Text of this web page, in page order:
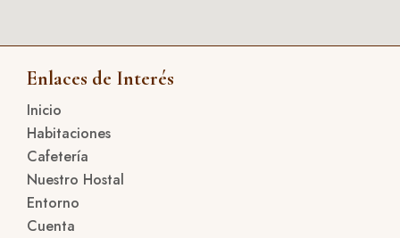
Enlaces de Interés
Inicio
Habitaciones
Cafetería
Nuestro Hostal
Entorno
Cuenta